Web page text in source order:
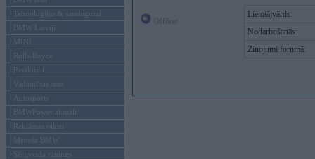
Tehnoloģijas & sasniegumi
BMW Latvijā
MINI
Rolls-Royce
Pasākumi
Vadāmības tests
Autosports
BMWPower aktuāli
Reklāmas raksti
Mēneša BMW
Sērijveida tūnings
Lietotājvārds:
Nodarbošanās:
Ziņojumi forumā: